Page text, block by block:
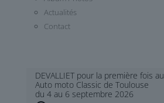
Actualités
Contact
DEVALLIET pour la première fois au
Auto moto Classic de Toulouse
du 4 au 6 septembre 2026